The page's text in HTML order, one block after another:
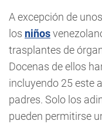
A excepción de
los niños
trasplantes de
Docenas de ellos
incluyendo 25 este
padres. Solo los
pueden permitirse